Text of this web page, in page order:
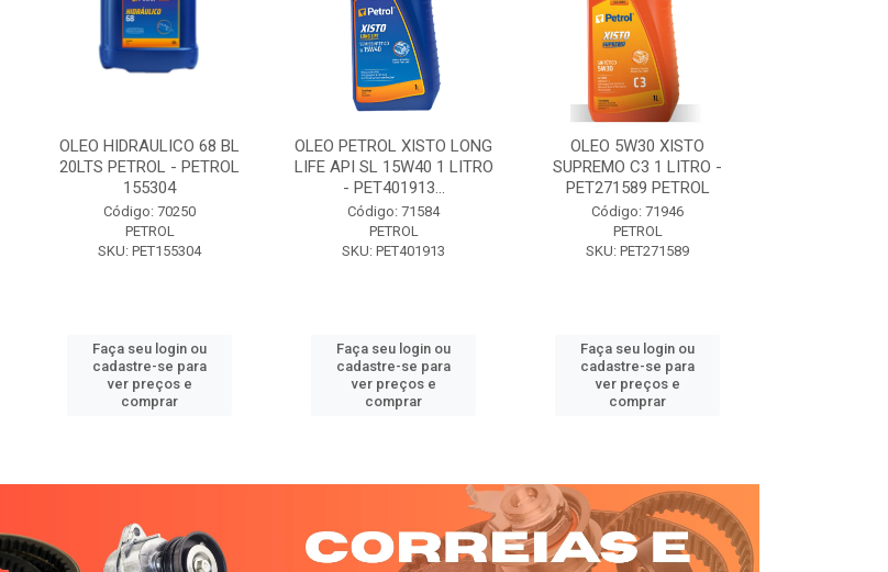
OLEO HIDRAULICO 68 BL
20LTS PETROL - PETROL
155304
Código: 70250
PETROL
SKU: PET155304
Faça seu login ou
cadastre-se para
ver preços e
comprar
OLEO PETROL XISTO LONG
LIFE API SL 15W40 1 LITRO
- PET401913...
Código: 71584
PETROL
SKU: PET401913
Faça seu login ou
cadastre-se para
ver preços e
comprar
OLEO 5W30 XISTO
SUPREMO C3 1 LITRO -
PET271589 PETROL
Código: 71946
PETROL
SKU: PET271589
Faça seu login ou
cadastre-se para
ver preços e
comprar